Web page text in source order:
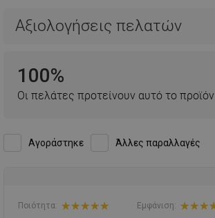
Αξιολογήσεις πελατών
100%
Οι πελάτες προτείνουν αυτό το προϊόν
Αγοράστηκε Άλλες παραλλαγές
Ποιότητα: Εμφάνιση: